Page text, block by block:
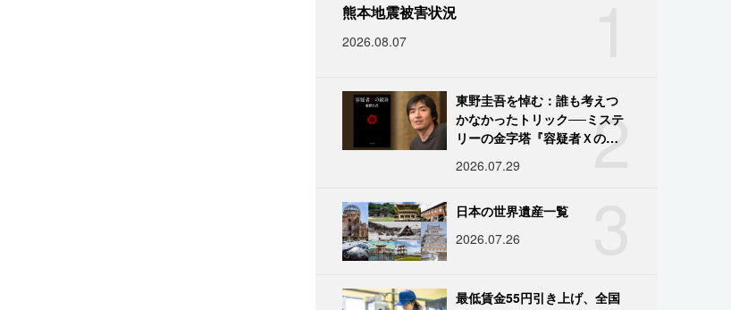
熊本地震被害状況
2026.08.07
2
東野圭吾を悼む：誰も考えつ
かなかったトリック──ミステ
リーの金字塔『容疑者Ｘの献
2026.07.29
日本の世界遺産一覧
2026.07.26
最低賃金55円引き上げ、全国